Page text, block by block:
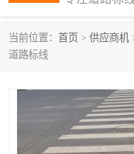
当前位置： 首页 > 供应商机
道路标线
交通道路标线
道路标线划线
道路标线